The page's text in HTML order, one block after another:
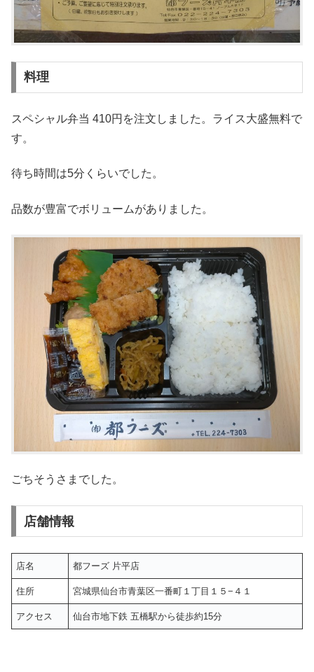
料理
スペシャル弁当 410円を注文しました。ライス大盛無料で
す。
待ち時間は5分くらいでした。
品数が豊富でボリュームがありました。
ごちそうさまでした。
店舗情報
店名 都フーズ 片平店
住所 宮城県仙台市青葉区一番町１丁目１５−４１
アクセス 仙台市地下鉄 五橋駅から徒歩約15分